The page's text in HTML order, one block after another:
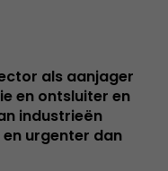
als aanjager
en ontsluiter en
industrieën
urgenter dan